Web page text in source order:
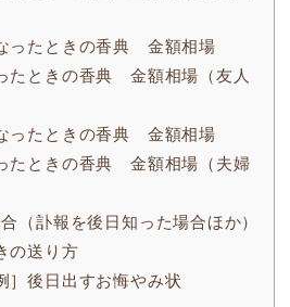
ったときの香典 金額相場
たときの香典 金額相場（友人
ったときの香典 金額相場
たときの香典 金額相場（夫婦
訃報を後日知った場合ほか）
の送り方
］後日出すお悔やみ状